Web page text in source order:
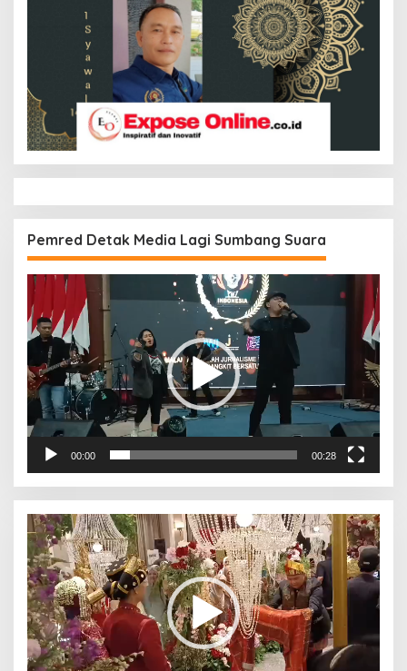
Pemred Detak Media Lagi Sumbang Suara
Pemutar
00:00 00:28
Pemutar
Video